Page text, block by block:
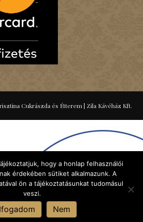
Cukrászda és Étterem | Zila Kávéház Kft.
hogy a honlap felhasználói
érdekében sütiket alkalmazunk. A
ön a tájékoztatásunkat tudomásul
veszi.
Nem